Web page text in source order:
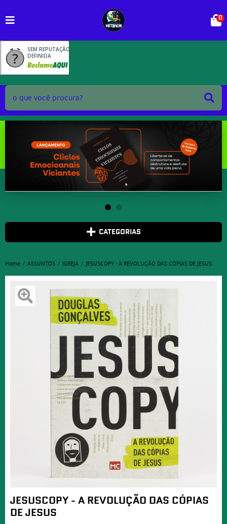
SEM REPUTAÇÃO
DEFINIDA
0
CATEGORIAS
Home ASSUNTOS IGREJA JESUSCOPY - A REVOLUÇÃO DAS CÓPIAS DE JESUS
JESUSCOPY - A REVOLUÇÃO DAS CÓPIAS
DE JESUS